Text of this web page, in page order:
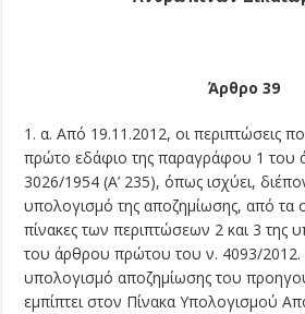
Άρθρο 39
1. α. Από 19.11.2012, οι περιπτώσεις
πρώτο εδάφιο της παραγράφου 1 του
3026/1954 (Α’ 235), όπως ισχύει,
υπολογισμό της αποζημίωσης, από τα
πίνακες των περιπτώσεων 2 και 3 της
του άρθρου πρώτου του ν. 4093/2012.
υπολογισμό αποζημίωσης του
εμπίπτει στον Πίνακα Υπολογισμού